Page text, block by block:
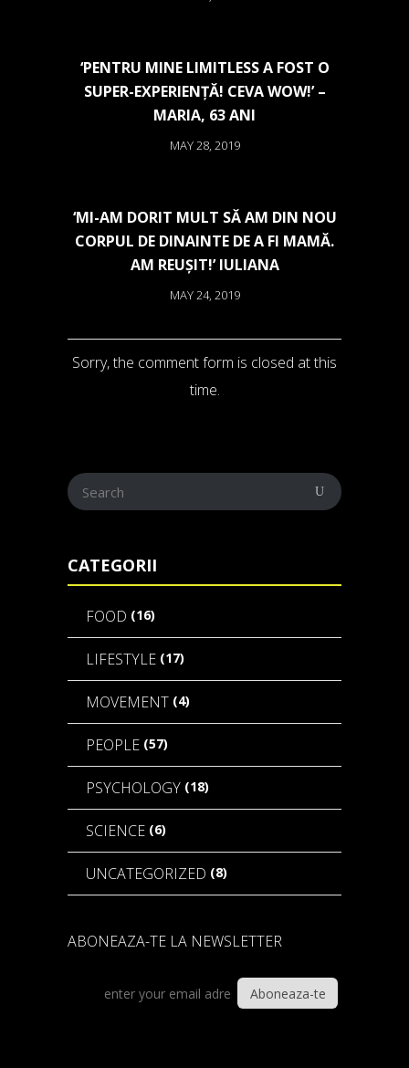
‘PENTRU MINE LIMITLESS A FOST O
SUPER-EXPERIENȚĂ! CEVA WOW!’ –
MARIA, 63 ANI
MAY 28, 2019
‘MI-AM DORIT MULT SĂ AM DIN NOU
CORPUL DE DINAINTE DE A FI MAMĂ.
AM REUȘIT!’ IULIANA
MAY 24, 2019
Sorry, the comment form is closed at this
time.
CATEGORII
FOOD (16)
LIFESTYLE (17)
MOVEMENT (4)
PEOPLE (57)
PSYCHOLOGY (18)
SCIENCE (6)
UNCATEGORIZED (8)
ABONEAZA-TE LA NEWSLETTER